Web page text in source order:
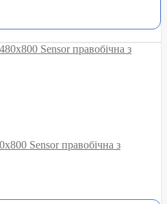
Sensor правобічна з